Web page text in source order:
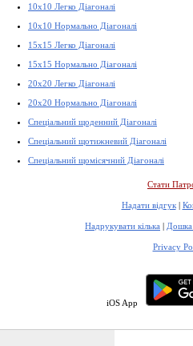
10x10 Легко Діагоналі
10x10 Нормально Діагоналі
15x15 Легко Діагоналі
15x15 Нормально Діагоналі
20x20 Легко Діагоналі
20x20 Нормально Діагоналі
Спеціальний щоденний Діагоналі
Спеціальний щотижневий Діагоналі
Спеціальний щомісячний Діагоналі
Стати
Надати відгук|
Надрукувати кілька |
Privacy
iOS App